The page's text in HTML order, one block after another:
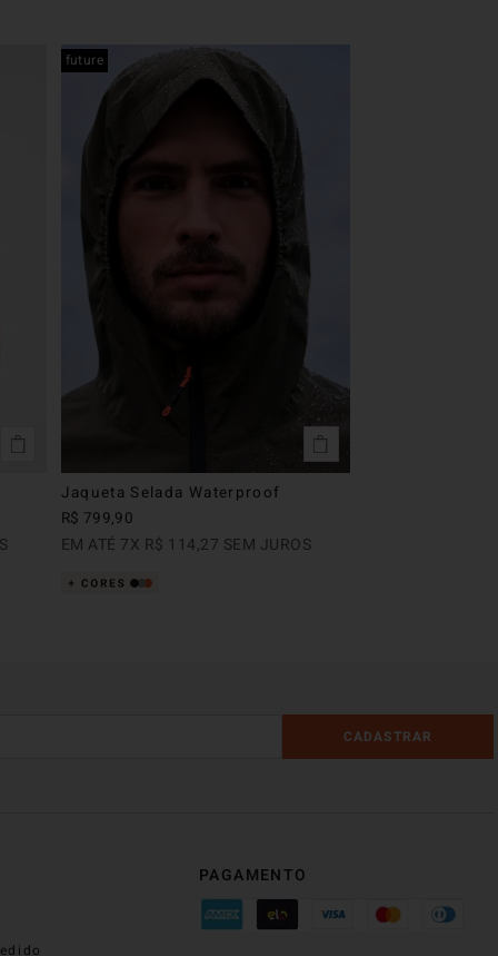
future
Jaqueta Selada Waterproof
R$ 799,90
EM ATÉ 7X R$ 114,27 SEM JUROS
CADASTRAR
PAGAMENTO